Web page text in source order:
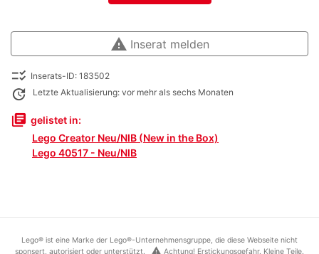
warning Inserat melden
checklist_rtl Inserats-ID: 183502
update Letzte Aktualisierung: vor mehr als sechs Monaten
library_books gelistet in:
Lego Creator Neu/NIB (New in the Box)
Lego 40517 - Neu/NIB
Lego® ist eine Marke der Lego®-Unternehmensgruppe, die diese Webseite nicht
sponsert, autorisiert oder unterstützt.
warning Achtung! Erstickungsgefahr. Kleine Teile.